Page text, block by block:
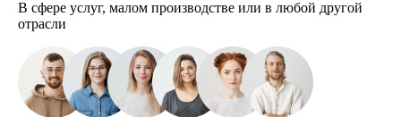
В сфере услуг, малом производстве или в любой другой
отрасли